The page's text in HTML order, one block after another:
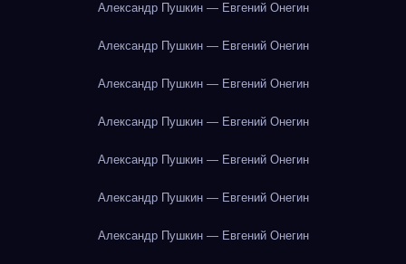
Александр Пушкин — Евгений Онегин
Александр Пушкин — Евгений Онегин
Александр Пушкин — Евгений Онегин
Александр Пушкин — Евгений Онегин
Александр Пушкин — Евгений Онегин
Александр Пушкин — Евгений Онегин
Александр Пушкин — Евгений Онегин